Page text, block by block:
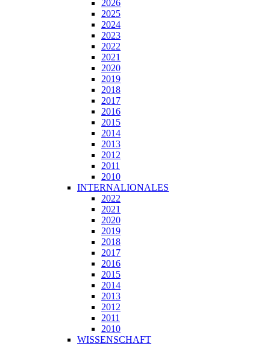
2026
2025
2024
2023
2022
2021
2020
2019
2018
2017
2016
2015
2014
2013
2012
2011
2010
INTERNALIONALES
2022
2021
2020
2019
2018
2017
2016
2015
2014
2013
2012
2011
2010
WISSENSCHAFT